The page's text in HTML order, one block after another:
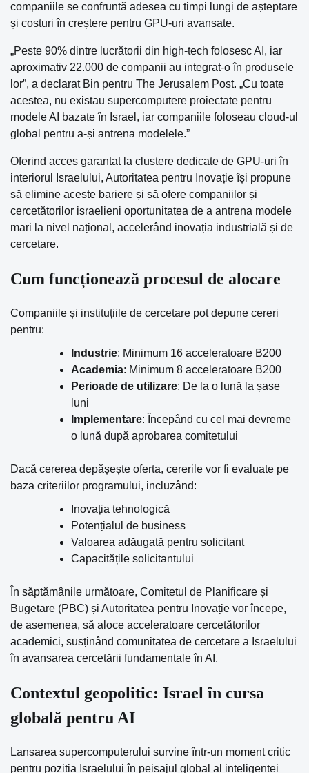
companiile se confruntă adesea cu timpi lungi de așteptare
și costuri în creștere pentru GPU-uri avansate.
„Peste 90% dintre lucrătorii din high-tech folosesc AI, iar
aproximativ 22.000 de companii au integrat-o în produsele
lor”, a declarat Bin pentru The Jerusalem Post. „Cu toate
acestea, nu existau supercomputere proiectate pentru
modele AI bazate în Israel, iar companiile foloseau cloud-ul
global pentru a-și antrena modelele.”
Oferind acces garantat la clustere dedicate de GPU-uri în
interiorul Israelului, Autoritatea pentru Inovație își propune
să elimine aceste bariere și să ofere companiilor și
cercetătorilor israelieni oportunitatea de a antrena modele
mari la nivel național, accelerând inovația industrială și de
cercetare.
Cum funcționează procesul de alocare
Companiile și instituțiile de cercetare pot depune cereri
pentru:
Industrie: Minimum 16 acceleratoare B200
Academia: Minimum 8 acceleratoare B200
Perioade de utilizare: De la o lună la șase
luni
Implementare: Începând cu cel mai devreme
o lună după aprobarea comitetului
Dacă cererea depășește oferta, cererile vor fi evaluate pe
baza criteriilor programului, incluzând:
Inovația tehnologică
Potențialul de business
Valoarea adăugată pentru solicitant
Capacitățile solicitantului
În săptămânile următoare, Comitetul de Planificare și
Bugetare (PBC) și Autoritatea pentru Inovație vor începe,
de asemenea, să aloce acceleratoare cercetătorilor
academici, susținând comunitatea de cercetare a Israelului
în avansarea cercetării fundamentale în AI.
Contextul geopolitic: Israel în cursa
globală pentru AI
Lansarea supercomputerului survine într-un moment critic
pentru poziția Israelului în peisajul global al inteligenței